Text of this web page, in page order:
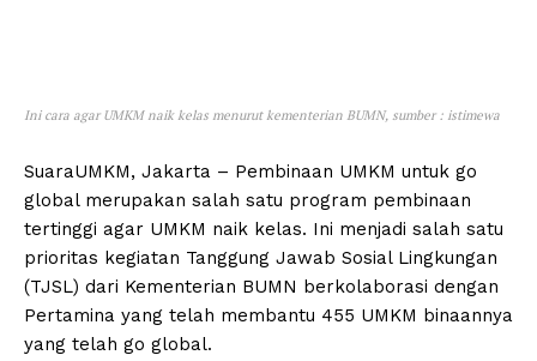
Ini cara agar UMKM naik kelas menurut kementerian BUMN, sumber : istimewa
SuaraUMKM, Jakarta – Pembinaan UMKM untuk go
global merupakan salah satu program pembinaan
tertinggi agar UMKM naik kelas. Ini menjadi salah satu
prioritas kegiatan Tanggung Jawab Sosial Lingkungan
(TJSL) dari Kementerian BUMN berkolaborasi dengan
Pertamina yang telah membantu 455 UMKM binaannya
yang telah go global.